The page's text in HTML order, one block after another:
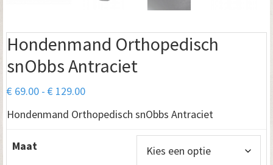
Hondenmand Orthopedisch
snObbs Antraciet
€ 69.00 - € 129.00Prijsklasse:
€ 69.00
tot
Hondenmand Orthopedisch snObbs Antraciet
Maat